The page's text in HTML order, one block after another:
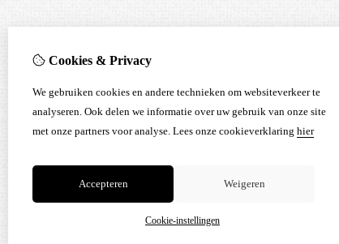
Cookies & Privacy
We gebruiken cookies en andere technieken om websiteverkeer te
analyseren. Ook delen we informatie over uw gebruik van onze site
met onze partners voor analyse. Lees onze cookieverklaring hier
Accepteren Weigeren
Cookie-instellingen